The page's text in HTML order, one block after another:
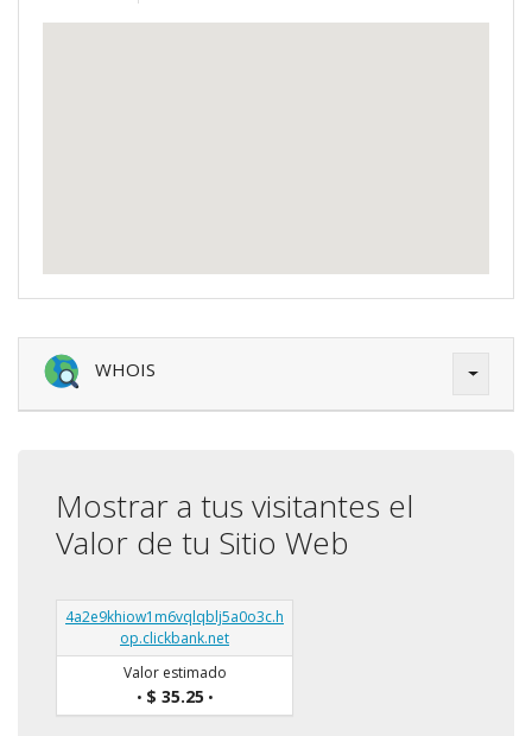
WHOIS
Mostrar a tus visitantes el
Valor de tu Sitio Web
4a2e9khiow1m6vqlqblj5a0o3c.h
op.clickbank.net
Valor estimado
• $ 35.25 •